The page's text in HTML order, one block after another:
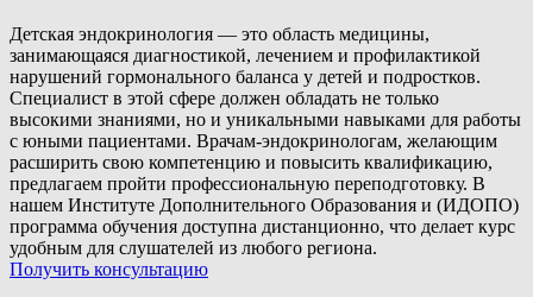
Детская эндокринология — это область медицины,
занимающаяся диагностикой, лечением и профилактикой
нарушений гормонального баланса у детей и подростков.
Специалист в этой сфере должен обладать не только
высокими знаниями, но и уникальными навыками для работы
с юными пациентами. Врачам-эндокринологам, желающим
расширить свою компетенцию и повысить квалификацию,
предлагаем пройти профессиональную переподготовку. В
нашем Институте Дополнительного Образования и (ИДОПО)
программа обучения доступна дистанционно, что делает курс
удобным для слушателей из любого региона.
Получить консультацию